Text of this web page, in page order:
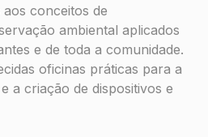
conceitos de
ambiental aplicados
e de toda a comunidade.
oficinas práticas para a
a criação de dispositivos e